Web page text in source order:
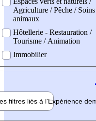
Agriculture / Pêche /
animaux
Hôtellerie - Restauration /
Tourisme / Animation
Immobilier
filtres liés à l'Expérience